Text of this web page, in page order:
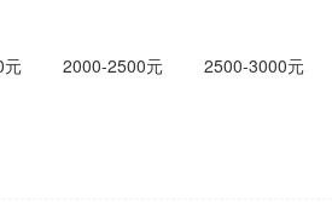
元 2000-2500元
2500-3000元